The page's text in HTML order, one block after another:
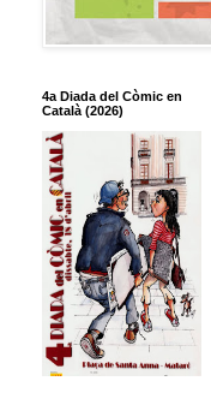
4a Diada del Còmic en
Català (2026)